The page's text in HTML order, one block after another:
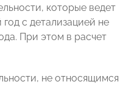
которые ведет
год с детализацией не
При этом в расчет
не относящимся